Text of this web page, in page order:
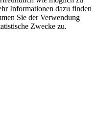
Informationen dazu finden
Sie der Verwendung
Zwecke zu.